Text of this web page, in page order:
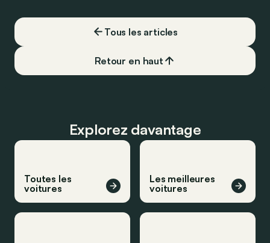
Tous les articles
Retour en haut
Explorez davantage
Toutes les
voitures
Les meilleures
voitures